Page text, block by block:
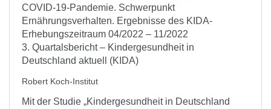
COVID-19-Pandemie. Schwerpunkt
Ernährungsverhalten. Ergebnisse des KIDA-
Erhebungszeitraum 04/2022 – 11/2022
3. Quartalsbericht – Kindergesundheit in
Deutschland aktuell (KIDA)
Robert Koch-Institut
Mit der Studie „Kindergesundheit in Deutschland